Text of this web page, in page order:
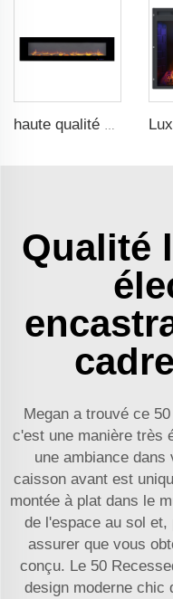
haute qualité 72 pouces grande taille flamme décorative feu électrique murale chauffante
Qualité
Megan a trouvé ce
c'est une manière très
une ambiance
caisson avant est
montée à plat dans le
de l'espace au sol
assurer que vous
conçu. Le 50
design moderne chic